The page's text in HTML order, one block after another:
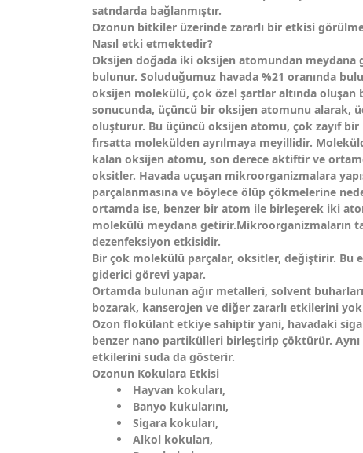
satndarda bağlanmıştır.
Ozonun bitkiler üzerinde zararlı bir etkisi
Nasıl etki etmektedir?
Oksijen doğada iki oksijen atomundan
bulunur. Soluduğumuz havada %21 oranında
oksijen molekülü, çok özel şartlar altında oluşan
sonucunda, üçüncü bir oksijen atomunu alarak,
oluşturur. Bu üçüncü oksijen atomu, çok zayıf bir
fırsatta molekülden ayrılmaya meyillidir.
kalan oksijen atomu, son derece aktiftir ve
oksitler. Havada uçuşan mikroorganizmalara
parçalanmasına ve böylece ölüp çökmelerine
ortamda ise, benzer bir atom ile birleşerek iki
molekülü meydana getirir.Mikroorganizmaların
dezenfeksiyon etkisidir.
Bir çok molekülü parçalar, oksitler, değiştirir. Bu
giderici görevi yapar.
Ortamda bulunan ağır metalleri, solvent
bozarak, kanserojen ve diğer zararlı etkilerini
Ozon flokülant etkiye sahiptir yani, havadaki
benzer nano partikülleri birleştirip çöktürür.
etkilerini suda da gösterir.
Ozonun Kokulara Etkisi
Hayvan kokuları,
Banyo kukularını,
Sigara kokuları,
Alkol kokuları,